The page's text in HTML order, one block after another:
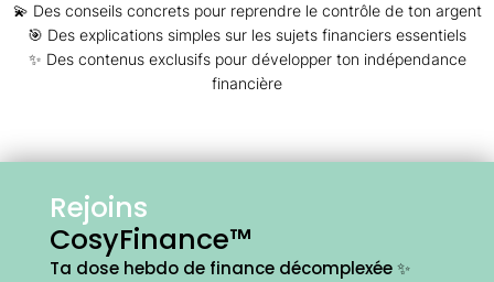
💫 Des conseils concrets pour reprendre le contrôle de ton argent
🎯 Des explications simples sur les sujets financiers essentiels
✨ Des contenus exclusifs pour développer ton indépendance
financière
Rejoins
CosyFinance™
Ta dose hebdo de finance décomplexée ✨